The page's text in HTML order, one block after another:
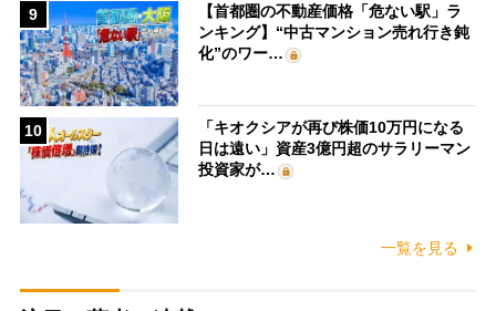
9
【首都圏の不動産価格「危ない駅」ラ
ンキング】“中古マンション売れ行き鈍
化”のワー…
10
「キオクシアが再び株価10万円になる
日は遠い」資産3億円超のサラリーマン
投資家が…
一覧を見る